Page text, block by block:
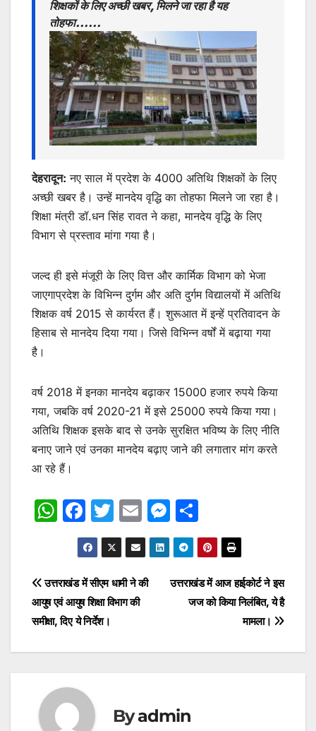
p
p
o
o
k
n
g
er
शिक्षकों के लिए अच्छी खबर, मिलने जा रहा है यह
तोहफा……
देहरादून: नए साल में प्रदेश के 4000 अतिथि शिक्षकों के लिए
अच्छी खबर है। उन्हें मानदेय वृद्धि का तोहफा मिलने जा रहा है।
शिक्षा मंत्री डॉ.धन सिंह रावत ने कहा, मानदेय वृद्धि के लिए
विभाग से प्रस्ताव मांगा गया है।
जल्द ही इसे मंजूरी के लिए वित्त और कार्मिक विभाग को भेजा
जाएगाप्रदेश के विभिन्न दुर्गम और अति दुर्गम विद्यालयों में अतिथि
शिक्षक वर्ष 2015 से कार्यरत हैं। शुरूआत में इन्हें प्रतिवादन के
हिसाब से मानदेय दिया गया। जिसे विभिन्न वर्षों में बढ़ाया गया
है।
वर्ष 2018 में इनका मानदेय बढ़ाकर 15000 हजार रुपये किया
गया, जबकि वर्ष 2020-21 में इसे 25000 रुपये किया गया।
अतिथि शिक्षक इसके बाद से उनके सुरक्षित भविष्य के लिए नीति
बनाए जाने एवं उनका मानदेय बढ़ाए जाने की लगातार मांग करते
आ रहे हैं।
W
s
A
p
p
F
a
c
e
b
o
o
T
w
itt
er
E
m
ai
l
M
e
s
s
g
h
ar
e
Post
navigation
उत्तराखंड में आज हाईकोर्ट ने इस
जज को किया निलंबित, ये है
मामला।
उत्तराखंड में सीएम धामी ने की
आयुष एवं आयुष शिक्षा विभाग की
समीक्षा, दिए ये निर्देश।
Byadmin